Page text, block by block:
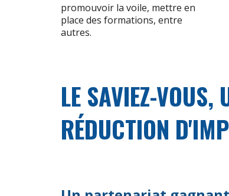
promouvoir la voile, mettre en
place des formations, entre
autres.
LE SAVIEZ-VOUS,
RÉDUCTION